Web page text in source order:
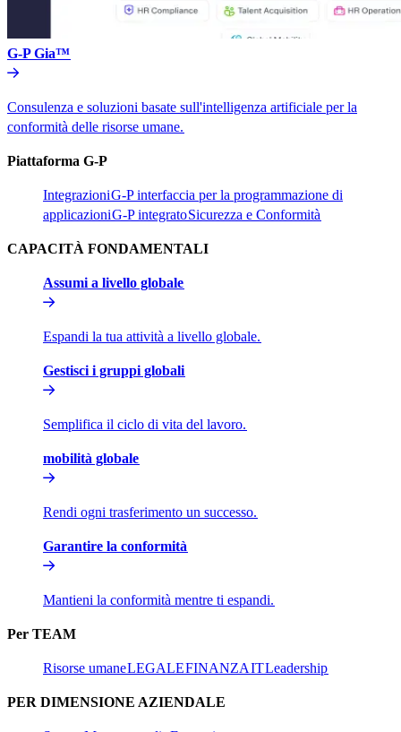
G-P Gia™​​
Consulenza e soluzioni basate sull'intelligenza artificiale per la
conformità delle risorse umane.​​
Piattaforma G-P​​
Integrazioni​​G-P interfaccia per la programmazione di
applicazioni​​G-P integrato​​Sicurezza e Conformità​​
CAPACITÀ FONDAMENTALI​​
Assumi a livello globale​​
Espandi la tua attività a livello globale.​​
Gestisci i gruppi globali​​
Semplifica il ciclo di vita del lavoro.​​
mobilità globale​​
Rendi ogni trasferimento un successo.​​
Garantire la conformità​​
Mantieni la conformità mentre ti espandi.​​
Per TEAM​​
Risorse umane​​LEGALE​​FINANZA​​IT​​Leadership​​
PER DIMENSIONE AZIENDALE​​